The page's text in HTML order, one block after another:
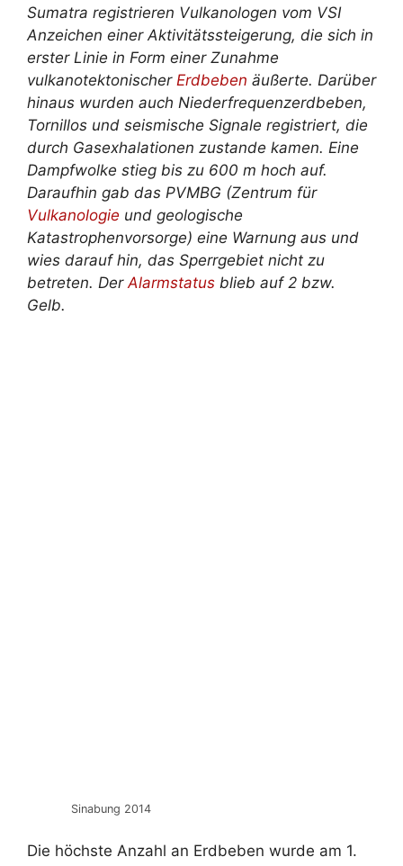
Sumatra registrieren Vulkanologen vom VSI
Anzeichen einer Aktivitätssteigerung, die sich in
erster Linie in Form einer Zunahme
vulkanotektonischer Erdbeben äußerte. Darüber
hinaus wurden auch Niederfrequenzerdbeben,
Tornillos und seismische Signale registriert, die
durch Gasexhalationen zustande kamen. Eine
Dampfwolke stieg bis zu 600 m hoch auf.
Daraufhin gab das PVMBG (Zentrum für
Vulkanologie und geologische
Katastrophenvorsorge) eine Warnung aus und
wies darauf hin, das Sperrgebiet nicht zu
betreten. DerAlarmstatus blieb auf 2 bzw.
Gelb.
Sinabung 2014
Die höchste Anzahl an Erdbeben wurde am 1.